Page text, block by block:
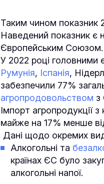
Таким чином показник
Наведений показник є
Європейським
У 2022 році головними
Румунія, Іспанія,
забезпечили 77%
агропродовольством з
Імпорт агропродукції
майже на 17% менше
Дані щодо окремих
Алкогольні та
країнах ЄС було
алкогольні напої.